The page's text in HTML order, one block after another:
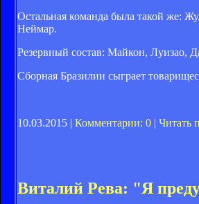
Остальная команда была такой же:
Неймар.
Резервный состав: Майкон, Луизао,
Сборная Бразилии сыграет
10.03.2015 | Комментарии: 0 Читать
Виталий Рева: "Я